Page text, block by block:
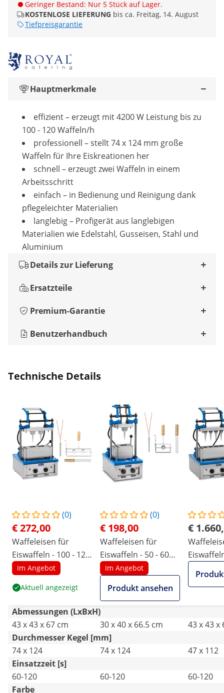
Geringer Bestand: Nur 5 Stück auf Lager.
KOSTENLOSE LIEFERUNG bis ca. Freitag, 14. August
Tiefpreisgarantie
Hauptmerkmale
effizient – erzeugt mit 4200 W Leistung bis zu
100 - 120 Waffeln/h
professionell – stellt 74 x 124 mm große
Waffeln für Ihre Eiskreationen her
schnell – erzeugt zwei Waffeln in einem
Arbeitsschritt
einfach – in Bedienung und Reinigung dank
pflegeleichter Materialien
langlebig – Profigerät aus langlebigen
Materialien wie Edelstahl, Gusseisen, Stahl und
Aluminium
Details zur Lieferung
Ersatzteile
Premium-Garantie
Benutzerhandbuch
Technische Details
(0)
€ 272,00
Waffeleisen für
Eiswaffeln - 100 - 120
Waffeln/h - 74 x 124
Im Angebot
Aktuell angezeigt
(0)
€ 198,00
Waffeleisen für
Eiswaffeln - 50 - 60
Waffeln/h - 74 x 124
mm - Royal Catering
Im Angebot
Produkt ansehen
€
mm -
Abmessungen (LxBxH)
43 x 43 x 67 cm
30 x 40 x 66.5 cm
43 x 43 x
Durchmesser Kegel [mm]
74 x 124
74 x 124
47 x 112
Einsatzzeit [s]
60-120
60-120
60-120
Farbe